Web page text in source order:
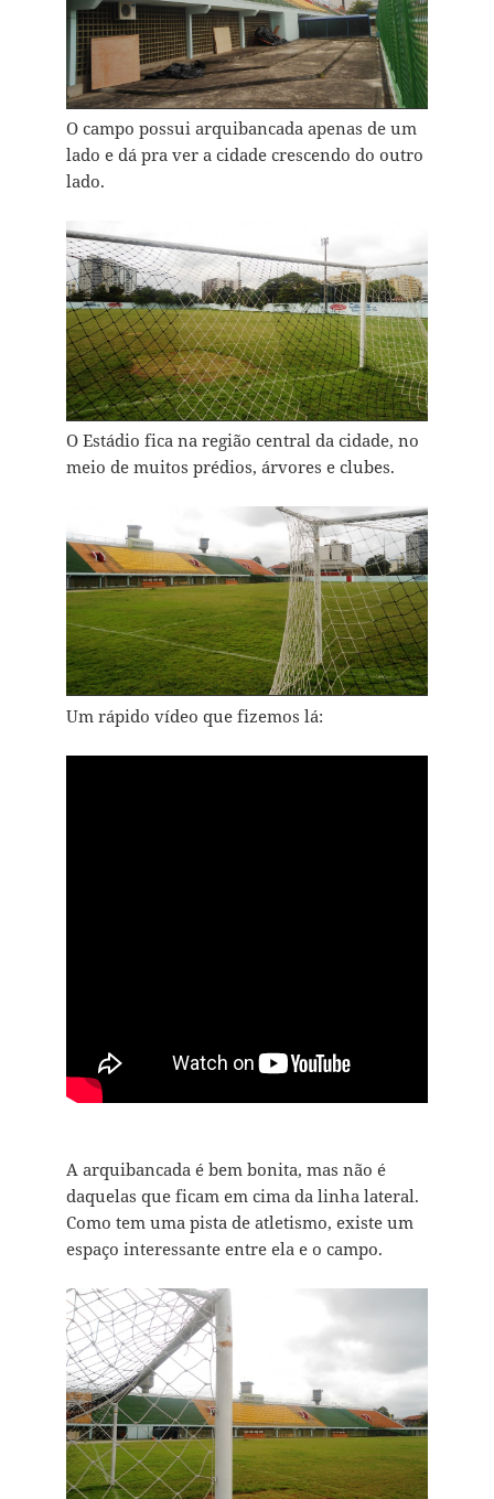
O campo possui arquibancada apenas de um
lado e dá pra ver a cidade crescendo do outro
lado.
O Estádio fica na região central da cidade, no
meio de muitos prédios, árvores e clubes.
Um rápido vídeo que fizemos lá:
A arquibancada é bem bonita, mas não é
daquelas que ficam em cima da linha lateral.
Como tem uma pista de atletismo, existe um
espaço interessante entre ela e o campo.